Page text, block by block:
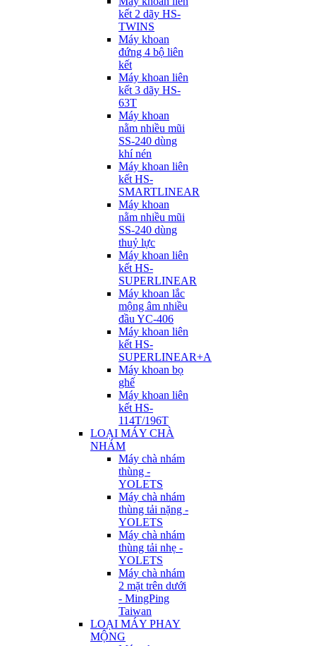
kết 2 dãy HS-
TWINS
Máy khoan
đứng 4 bộ liên
kết
Máy khoan liên
kết 3 dãy HS-
63T
Máy khoan
nằm nhiều mũi
SS-240 dùng
khí nén
Máy khoan liên
kết HS-
SMARTLINEAR
Máy khoan
nằm nhiều mũi
SS-240 dùng
thuỷ lực
Máy khoan liên
kết HS-
SUPERLINEAR
Máy khoan lắc
mộng âm nhiều
đầu YC-406
Máy khoan liên
kết HS-
SUPERLINEAR+A
Máy khoan bọ
ghế
Máy khoan liên
kết HS-
114T/196T
LOẠI MÁY CHÀ
NHÁM
Máy chà nhám
thùng -
YOLETS
Máy chà nhám
thùng tải nặng -
YOLETS
Máy chà nhám
thùng tải nhẹ -
YOLETS
Máy chà nhám
2 mặt trên dưới
- MingPing
Taiwan
LOẠI MÁY PHAY
MỘNG